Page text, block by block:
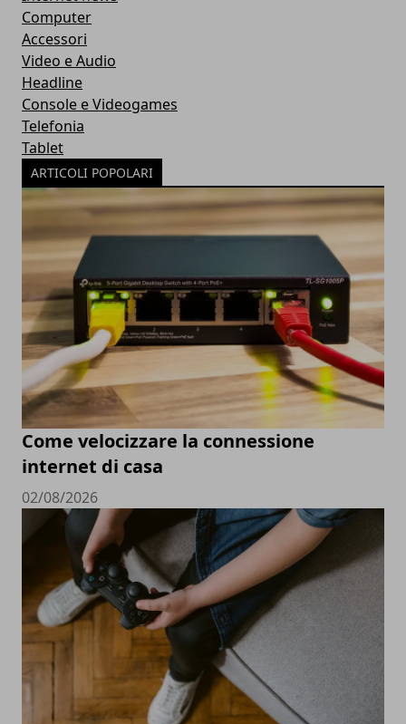
Computer
Accessori
Video e Audio
Headline
Console e Videogames
Telefonia
Tablet
ARTICOLI POPOLARI
Come velocizzare la connessione
internet di casa
02/08/2026